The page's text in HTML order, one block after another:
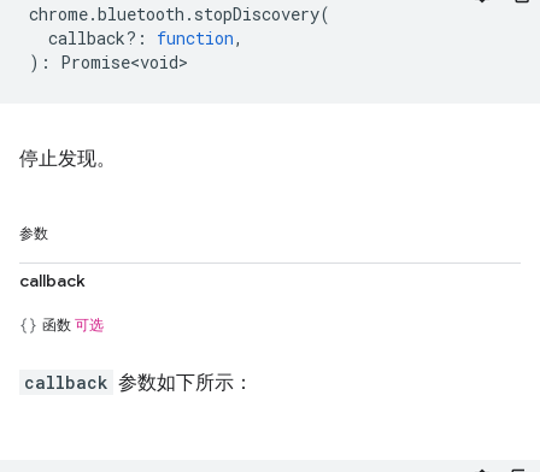
chrome.bluetooth . stopDiscovery(
callback? : function,
) : Promise<void>
停止发现。
参数
callback
函数 可选
callback 参数如下所示：